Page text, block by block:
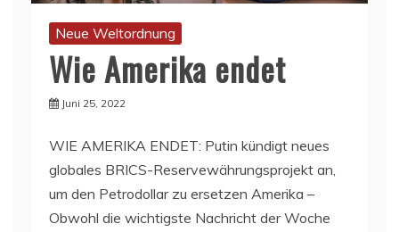
Neue Weltordnung
Wie Amerika endet
Juni 25, 2022
WIE AMERIKA ENDET: Putin kündigt neues
globales BRICS-Reservewährungsprojekt an,
um den Petrodollar zu ersetzen Amerika –
Obwohl die wichtigste Nachricht der Woche